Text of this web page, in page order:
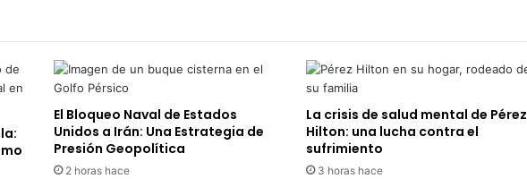
El Bloqueo Naval de Estados
Unidos a Irán: Una Estrategia de
Presión Geopolítica
2 horas hace
La crisis de salud mental de Pérez
Hilton: una lucha contra el
sufrimiento
3 horas hace